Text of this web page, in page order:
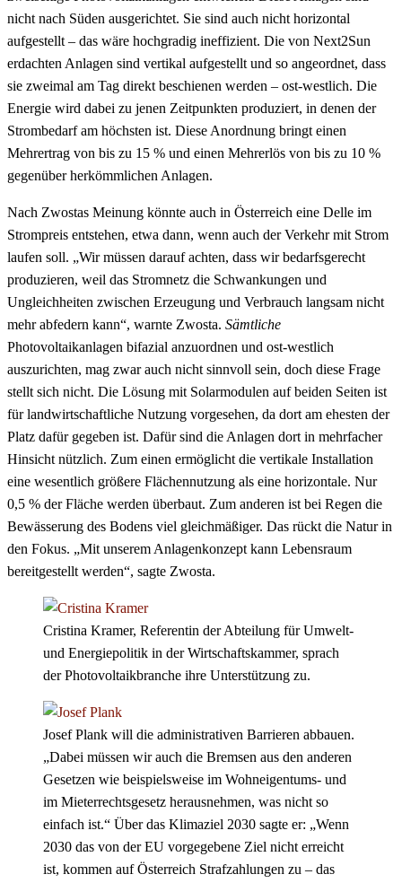
nicht nach Süden ausgerichtet. Sie sind auch nicht horizontal
aufgestellt – das wäre hochgradig ineffizient. Die von Next2Sun
erdachten Anlagen sind vertikal aufgestellt und so angeordnet, dass
sie zweimal am Tag direkt beschienen werden – ost-westlich. Die
Energie wird dabei zu jenen Zeitpunkten produziert, in denen der
Strombedarf am höchsten ist. Diese Anordnung bringt einen
Mehrertrag von bis zu 15 % und einen Mehrerlös von bis zu 10 %
gegenüber herkömmlichen Anlagen.
Nach Zwostas Meinung könnte auch in Österreich eine Delle im
Strompreis entstehen, etwa dann, wenn auch der Verkehr mit Strom
laufen soll. „Wir müssen darauf achten, dass wir bedarfsgerecht
produzieren, weil das Stromnetz die Schwankungen und
Ungleichheiten zwischen Erzeugung und Verbrauch langsam nicht
mehr abfedern kann“, warnte Zwosta. Sämtliche
Photovoltaikanlagen bifazial anzuordnen und ost-westlich
auszurichten, mag zwar auch nicht sinnvoll sein, doch diese Frage
stellt sich nicht. Die Lösung mit Solarmodulen auf beiden Seiten ist
für landwirtschaftliche Nutzung vorgesehen, da dort am ehesten der
Platz dafür gegeben ist. Dafür sind die Anlagen dort in mehrfacher
Hinsicht nützlich. Zum einen ermöglicht die vertikale Installation
eine wesentlich größere Flächennutzung als eine horizontale. Nur
0,5 % der Fläche werden überbaut. Zum anderen ist bei Regen die
Bewässerung des Bodens viel gleichmäßiger. Das rückt die Natur in
den Fokus. „Mit unserem Anlagenkonzept kann Lebensraum
bereitgestellt werden“, sagte Zwosta.
Cristina Kramer, Referentin der Abteilung für Umwelt-
und Energiepolitik in der Wirtschaftskammer, sprach
der Photovoltaikbranche ihre Unterstützung zu.
Josef Plank will die administrativen Barrieren abbauen.
„Dabei müssen wir auch die Bremsen aus den anderen
Gesetzen wie beispielsweise im Wohneigentums- und
im Mieterrechtsgesetz herausnehmen, was nicht so
einfach ist.“ Über das Klimaziel 2030 sagte er: „Wenn
2030 das von der EU vorgegebene Ziel nicht erreicht
ist, kommen auf Österreich Strafzahlungen zu – das